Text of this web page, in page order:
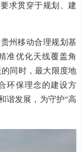
求贯穿于规划、建
州移动合理规划基
准优化天线覆盖角
同时，最大限度地
环保理念的建设方
谐发展，为守护“高